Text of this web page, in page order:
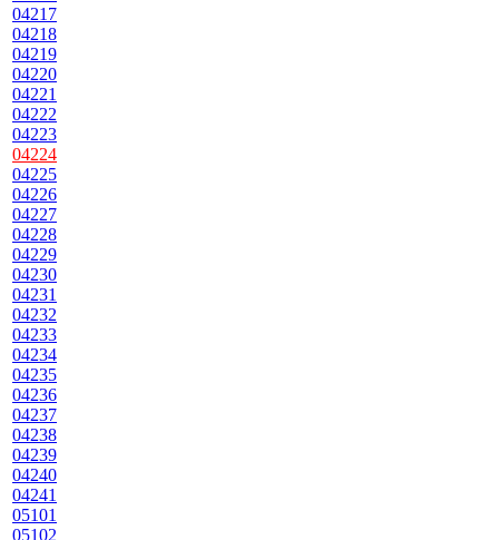
04217
04218
04219
04220
04221
04222
04223
04224
04225
04226
04227
04228
04229
04230
04231
04232
04233
04234
04235
04236
04237
04238
04239
04240
04241
05101
05102